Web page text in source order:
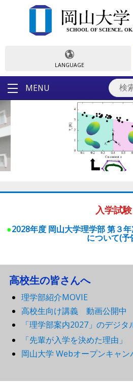
LANGUAGE
MENU
入学試験
●2028年度 岡山大学理学部 第３
について(予
高校生の皆さんへ
理学部紹介MOVIE
高校生向け講義 動画公開中
「理学部案内2027」のデジ
「先輩が入学を決めた理由
岡山大学 Webオープンキャン